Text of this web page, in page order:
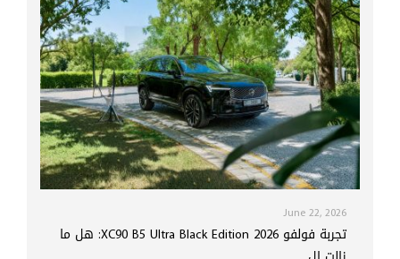
June 22, 2026
تجربة فولفو XC90 B5 Ultra Black Edition 2026: هل ما